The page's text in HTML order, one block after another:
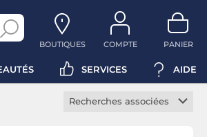
BOUTIQUES COMPTE PANIER
SERVICES AIDE
Recherches associées